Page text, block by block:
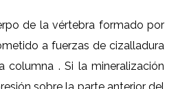
de la vértebra formado por
a fuerzas de cizalladura
columna . Si la mineralización